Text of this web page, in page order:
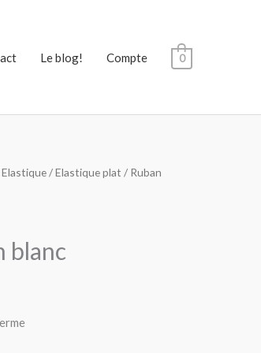
Le blog! Compte 0
Elastique/Elastique plat / Ruban
blanc